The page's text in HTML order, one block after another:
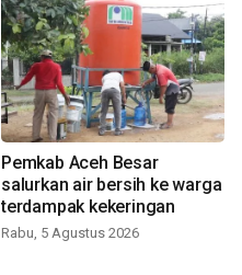
Pemkab Aceh Besar
salurkan air bersih ke warga
terdampak kekeringan
Rabu, 5 Agustus 2026